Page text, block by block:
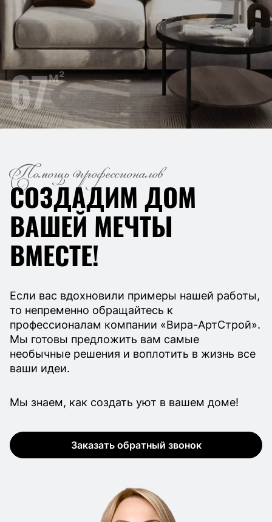
67м²
Помощь профессионалов
СОЗДАДИМ ДОМ
ВАШЕЙ МЕЧТЫ
ВМЕСТЕ!
Если вас вдохновили примеры нашей работы,
то непременно обращайтесь к
профессионалам компании «Вира-АртСтрой».
Мы готовы предложить вам самые
необычные решения и воплотить в жизнь все
ваши идеи.
Мы знаем, как создать уют в вашем доме!
Заказать обратный звонок